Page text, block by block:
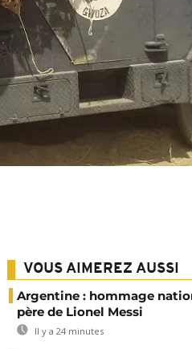
VOUS AIMEREZ AUSSI
Argentine : hommage
père de Lionel Messi
Il y a 24 minutes